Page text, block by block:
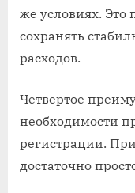
же условиях. Это
сохранять
расходов.
Четвертое
необходимости
регистрации.
достаточно